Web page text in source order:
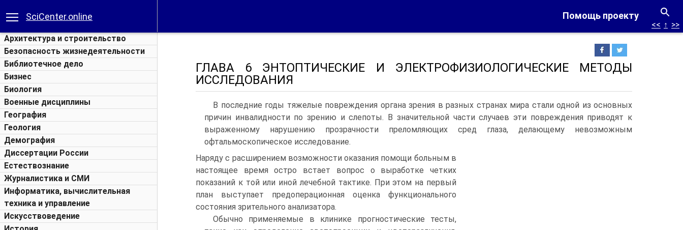
Помощь проекту
SciCenter.online
Архитектура и строительство
Безопасность жизнедеятельности
Библиотечное дело
Бизнес
Биология
Военные дисциплины
География
Геология
Демография
Диссертации России
Естествознание
Журналистика и СМИ
Информатика, вычислительная
техника и управление
Искусствоведение
<< ↑ >>
ГЛАВА 6 ЭНТОПТИЧЕСКИЕ И ЭЛЕКТРОФИЗИОЛОГИЧЕСКИЕ МЕТОДЫ
ИССЛЕДОВАНИЯ
В последние годы тяжелые повреждения органа зрения в разных странах мира стали одной из основных
причин инвалидности по зрению и слепоты. В значительной части случаев эти повреждения приводят к
выраженному нарушению прозрачности преломляющих сред глаза, делающему невозможным
офтальмоскопическое исследование.
Наряду с расширением возможности оказания помощи больным в
настоящее время остро встает вопрос о выработке четких
показаний к той или иной лечебной тактике. При этом на первый
план выступает предоперационная оценка функционального
состояния зрительного анализатора.
Обычно применяемые в клинике прогностические тесты,